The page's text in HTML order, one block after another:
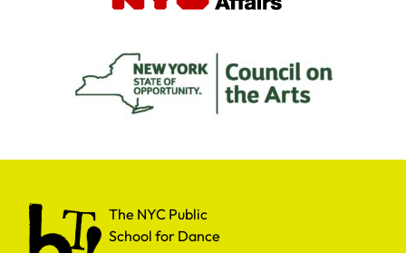
The NYC Public School for Dance
The NYC Public
School for Dance